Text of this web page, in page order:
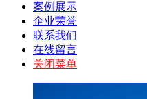
案例展示
企业荣誉
联系我们
在线留言
关闭菜单